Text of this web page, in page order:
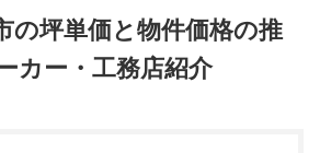
の坪単価と物件価格の推
カー・工務店紹介